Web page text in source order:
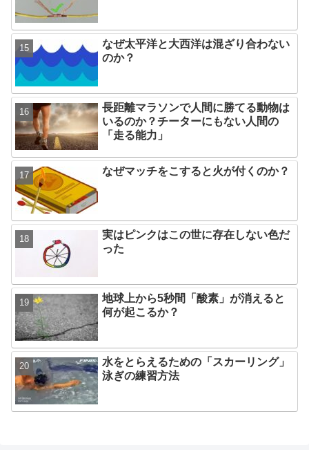
なぜ太平洋と大西洋は混ざり合わない
のか？
長距離マラソンで人間に勝てる動物は
いるのか？チーターにもない人間の
「走る能力」
なぜマッチをこすると火が付くのか？
実はピンクはこの世に存在しない色だ
った
地球上から5秒間「酸素」が消えると
何が起こるか？
水をとらえるための「スカーリング」
泳ぎの練習方法